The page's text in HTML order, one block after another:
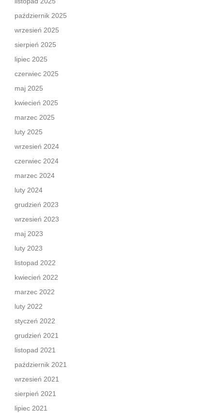
październik 2025
wrzesień 2025
sierpień 2025
lipiec 2025
czerwiec 2025
maj 2025
kwiecień 2025
marzec 2025
luty 2025
wrzesień 2024
czerwiec 2024
marzec 2024
luty 2024
grudzień 2023
wrzesień 2023
maj 2023
luty 2023
listopad 2022
kwiecień 2022
marzec 2022
luty 2022
styczeń 2022
grudzień 2021
listopad 2021
październik 2021
wrzesień 2021
sierpień 2021
lipiec 2021